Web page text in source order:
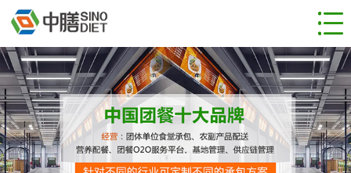
网站首页
食堂管理
团餐服务
成功案例
新闻动态